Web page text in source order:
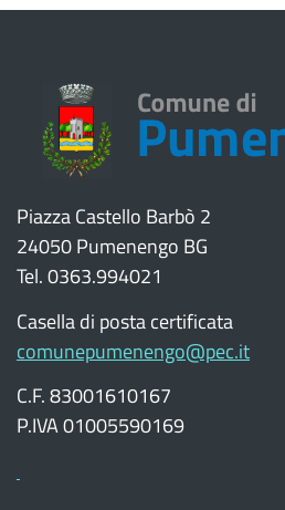
Piazza Castello Barbò 2
24050 Pumenengo BG
Tel. 0363.994021
Casella di posta certificata
comunepumenengo@pec.it
C.F. 83001610167
P.IVA 01005590169